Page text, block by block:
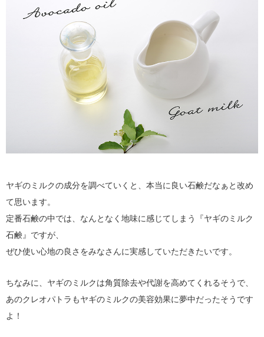
ヤギのミルクの成分を調べていくと、本当に良い石鹸だなぁと改め
て思います。
定番石鹸の中では、なんとなく地味に感じてしまう『ヤギのミルク
石鹸』ですが、
ぜひ使い心地の良さをみなさんに実感していただきたいです。
ちなみに、ヤギのミルクは角質除去や代謝を高めてくれるそうで、
あのクレオパトラもヤギのミルクの美容効果に夢中だったそうです
よ！